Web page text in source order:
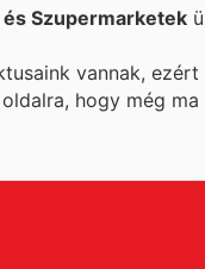
Szupermarketek
vannak,
oldalra, hogy még